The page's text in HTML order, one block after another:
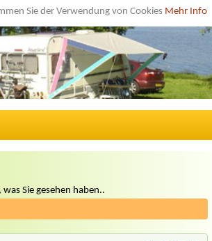
Sie der Verwendung von Cookies Mehr Info
Sie gesehen haben..